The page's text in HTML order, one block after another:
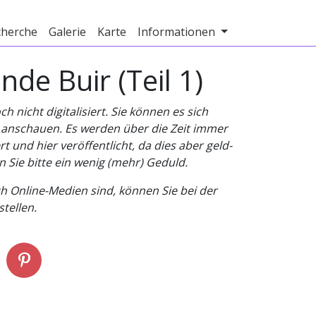
Galerie Karte Informationen
Buir (Teil 1)
nicht digitalisiert. Sie können es sich
Es werden über die Zeit immer
und hier veröffentlicht, da dies aber geld-
Sie bitte ein wenig (mehr) Geduld.
Online-Medien sind, können Sie bei der